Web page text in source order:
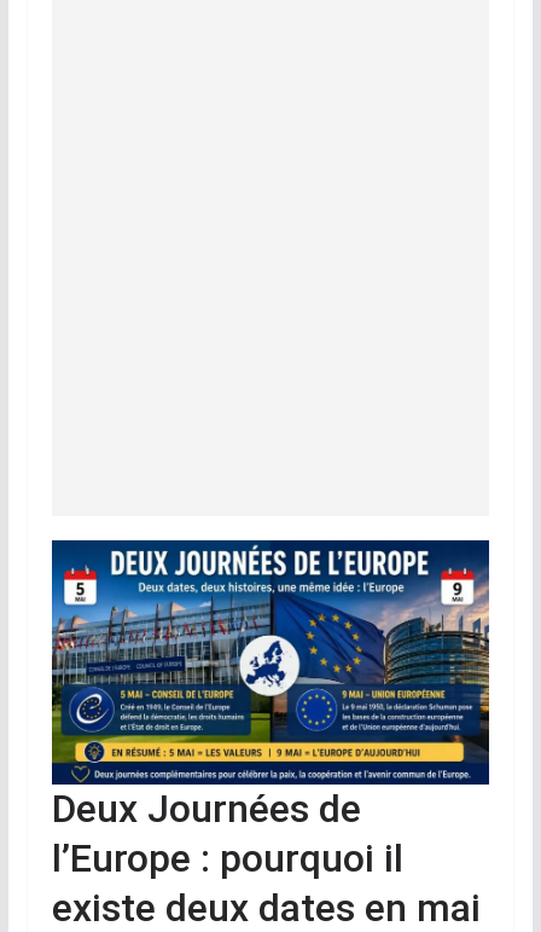
Deux Journées de
l’Europe : pourquoi il
existe deux dates en mai